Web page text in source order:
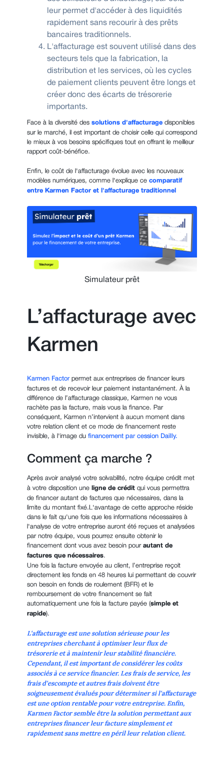
leur permet d'accéder à des liquidités
rapidement sans recourir à des prêts
bancaires traditionnels.
L'affacturage est souvent utilisé dans des
secteurs tels que la fabrication, la
distribution et les services, où les cycles
de paiement clients peuvent être longs et
créer donc des écarts de trésorerie
importants.
Face à la diversité des solutions d'affacturage disponibles
sur le marché, il est important de choisir celle qui correspond
le mieux à vos besoins spécifiques tout en offrant le meilleur
rapport coût-bénéfice.
Enfin, le coût de l'affacturage évolue avec les nouveaux
modèles numériques, comme l'explique ce comparatif
entre Karmen Factor et l'affacturage traditionnel
Simulateur prêt
L’affacturage avec
Karmen
Karmen Factorpermet aux entreprises de financer leurs
factures et de recevoir leur paiement instantanément. À la
différence de l’affacturage classique, Karmen ne vous
rachète pas la facture, mais vous la finance. Par
conséquent, Karmen n’intervient à aucun moment dans
votre relation client et ce mode de financement reste
invisible, à l'image du financement par cession Dailly.
Comment ça marche ?
Après avoir analysé votre solvabilité, notre équipe crédit met
à votre disposition une
ligne de crédit qui vous permettra
de financer autant de factures que nécessaires, dans la
limite du montant fixé.L'avantage de cette approche réside
dans le fait qu'une fois que les informations nécessaires à
l'analyse de votre entreprise auront été reçues et analysées
par notre équipe, vous pourrez ensuite obtenir le
financement dont vous avez besoin pour autant de
factures que nécessaires.
Une fois la facture envoyée au client, l’entreprise reçoit
directement les fonds en 48 heures lui permettant de couvrir
son besoin en fonds de roulement (BFR) et le
remboursement de votre financement se fait
automatiquement une fois la facture payée (simple et
rapide).
L'affacturage est une solution sérieuse pour les
entreprises cherchant à optimiser leur flux de
trésorerie et à maintenir leur stabilité financière.
Cependant, il est important de considérer les coûts
associés à ce service financier. Les frais de service, les
frais d'escompte et autres frais doivent être
soigneusement évalués pour déterminer si l'affacturage
est une option rentable pour votre entreprise. Enfin,
Karmen Factor semble être la solution permettant aux
entreprises financer leur facture simplement et
rapidement sans mettre en péril leur relation client.